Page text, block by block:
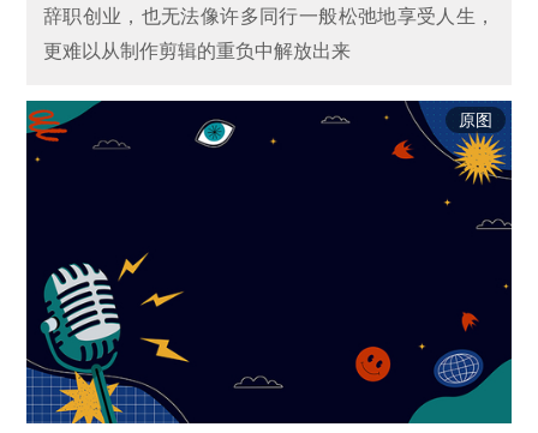
辞职创业，也无法像许多同行一般松弛地享受人生，
更难以从制作剪辑的重负中解放出来
原图